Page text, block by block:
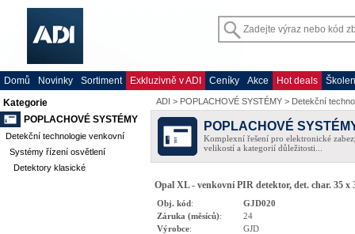
Domů Novinky Sortiment Exkluzivně v ADI Ceníky Akce Hot deals
Kategorie
POPLACHOVÉ SYSTÉMY
Detekční technologie venkovní
Systémy řízení osvětlení
Detektory klasické
ADI > POPLACHOVÉ SYSTÉMY > Detekční
POPLACHOVÉ
Komplexní řešení pro elektronické
velikostí a kategorií důležitosti...
Opal XL - venkovní PIR detektor, det. char. 35 x
Obj. kód:
GJD020
Záruka (měsíců):
24
Výrobce: GJD